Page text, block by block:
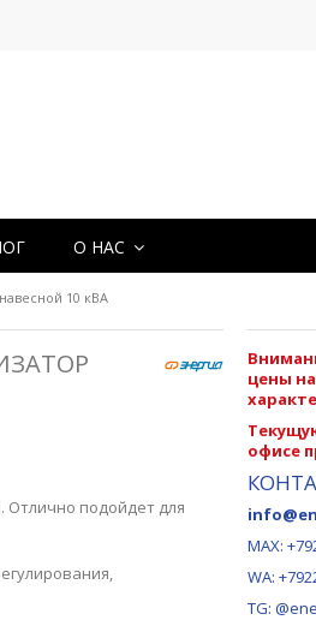
О НАС
10 кВА
Отлично подойдет для
цены
офисе
MAX:
WA:
TG: